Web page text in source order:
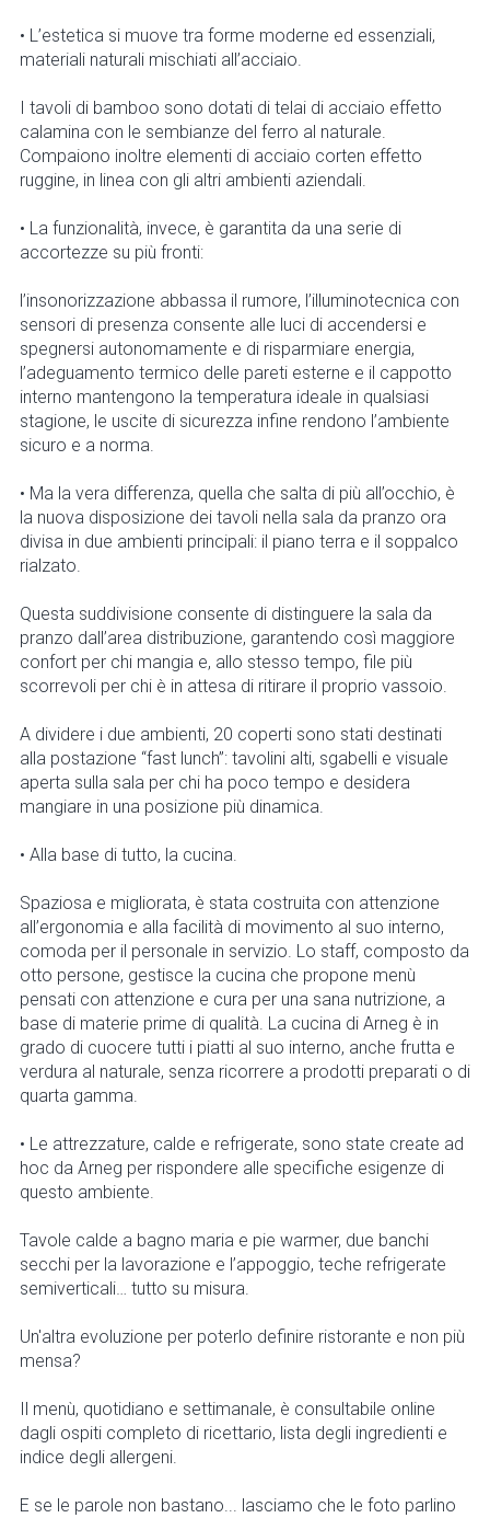
• L’estetica si muove tra forme moderne ed essenziali,
materiali naturali mischiati all’acciaio.
I tavoli di bamboo sono dotati di telai di acciaio effetto
calamina con le sembianze del ferro al naturale.
Compaiono inoltre elementi di acciaio corten effetto
ruggine, in linea con gli altri ambienti aziendali.
• La funzionalità, invece, è garantita da una serie di
accortezze su più fronti:
l’insonorizzazione abbassa il rumore, l’illuminotecnica con
sensori di presenza consente alle luci di accendersi e
spegnersi autonomamente e di risparmiare energia,
l’adeguamento termico delle pareti esterne e il cappotto
interno mantengono la temperatura ideale in qualsiasi
stagione, le uscite di sicurezza infine rendono l’ambiente
sicuro e a norma.
• Ma la vera differenza, quella che salta di più all’occhio, è
la nuova disposizione dei tavoli nella sala da pranzo ora
divisa in due ambienti principali: il piano terra e il soppalco
rialzato.
Questa suddivisione consente di distinguere la sala da
pranzo dall’area distribuzione, garantendo così maggiore
confort per chi mangia e, allo stesso tempo, file più
scorrevoli per chi è in attesa di ritirare il proprio vassoio.
A dividere i due ambienti, 20 coperti sono stati destinati
alla postazione “fast lunch”: tavolini alti, sgabelli e visuale
aperta sulla sala per chi ha poco tempo e desidera
mangiare in una posizione più dinamica.
• Alla base di tutto, la cucina.
Spaziosa e migliorata, è stata costruita con attenzione
all’ergonomia e alla facilità di movimento al suo interno,
comoda per il personale in servizio. Lo staff, composto da
otto persone, gestisce la cucina che propone menù
pensati con attenzione e cura per una sana nutrizione, a
base di materie prime di qualità. La cucina di Arneg è in
grado di cuocere tutti i piatti al suo interno, anche frutta e
verdura al naturale, senza ricorrere a prodotti preparati o di
quarta gamma.
• Le attrezzature, calde e refrigerate, sono state create ad
hoc da Arneg per rispondere alle specifiche esigenze di
questo ambiente.
Tavole calde a bagno maria e pie warmer, due banchi
secchi per la lavorazione e l’appoggio, teche refrigerate
semiverticali… tutto su misura.
Un'altra evoluzione per poterlo definire ristorante e non più
mensa?
Il menù, quotidiano e settimanale, è consultabile online
dagli ospiti completo di ricettario, lista degli ingredienti e
indice degli allergeni.
E se le parole non bastano... lasciamo che le foto parlino